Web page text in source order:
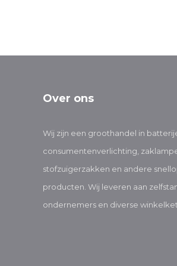
Over ons
Wij zijn een groothandel in
consumentenverlichting,
stofzuigerzakken en andere
producten. Wij leveren aan
ondernemers en diverse